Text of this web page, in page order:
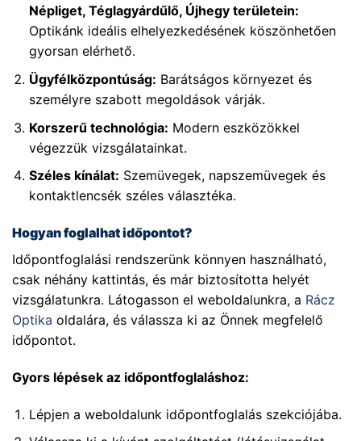
Népliget, Téglagyárdűlő, Újhegy területein:
Optikánk ideális elhelyezkedésének köszönhetően
gyorsan elérhető.
Ügyfélközpontúság: Barátságos környezet és
személyre szabott megoldások várják.
Korszerű technológia: Modern eszközökkel
végezzük vizsgálatainkat.
Széles kínálat: Szemüvegek, napszemüvegek és
kontaktlencsék széles választéka.
Hogyan foglalhat időpontot?
Időpontfoglalási rendszerünk könnyen használható,
csak néhány kattintás, és már biztosította helyét
vizsgálatunkra. Látogasson el weboldalunkra, a Rácz
Optika oldalára, és válassza ki az Önnek megfelelő
időpontot.
Gyors lépések az időpontfoglaláshoz:
Lépjen a weboldalunk időpontfoglalás szekciójába.